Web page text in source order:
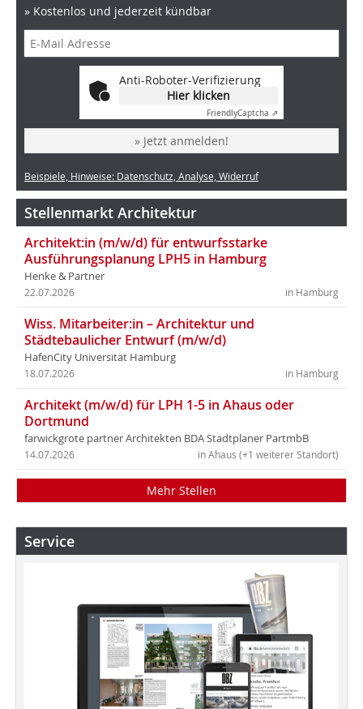
» Kostenlos und jederzeit kündbar
Anti-Roboter-Verifizierung
Hier klicken
FriendlyCaptcha ⇗
» Jetzt anmelden!
Beispiele, Hinweise: Datenschutz, Analyse, Widerruf
Stellenmarkt Architektur
Architekt:in (m/w/d) für entwurfsstarke
Ausführungsplanung LPH5 in Hamburg
Henke & Partner
in Hamburg
22.07.2026
Wiss. Mitarbeiter:in – Architektur und
Städtebaulicher Entwurf (m/w/d)
HafenCity Universität Hamburg
in Hamburg
18.07.2026
Architekt (m/w/d) für LPH 1-5 in Ahaus oder
Dortmund
farwickgrote partner Architekten BDA Stadtplaner PartmbB
in Ahaus (+1 weiterer Standort)
14.07.2026
Mehr Stellen
Service